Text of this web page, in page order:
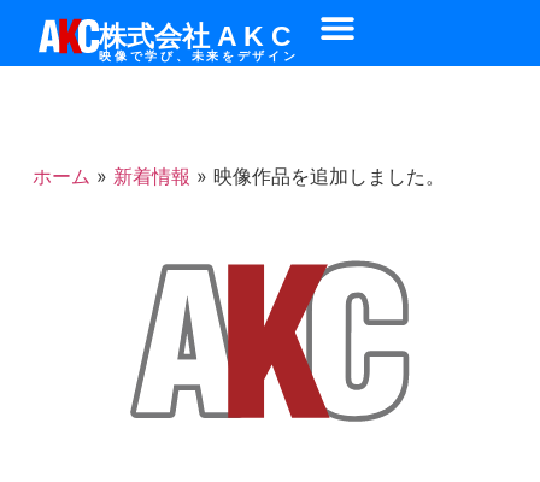
株式会社 A K C
映像で学び、未来をデザイン
ホーム » 新着情報 » 映像作品を追加しました。